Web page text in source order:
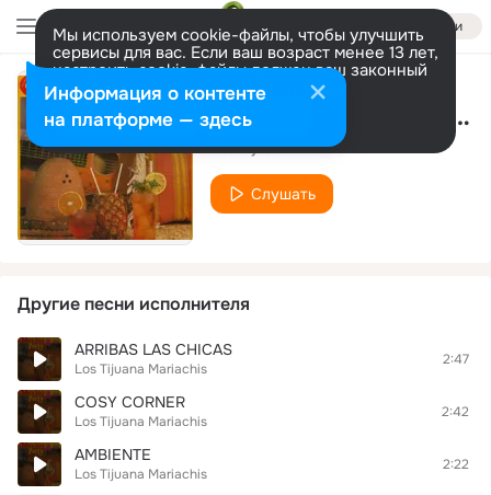
Войти
Мы используем cookie-файлы, чтобы улучшить
сервисы для вас. Если ваш возраст менее 13 лет,
настроить cookie-файлы должен ваш законный
представитель. Больше информации
Разрешить все Настроить SANTIAGO SUGAR PIE
Los Tijuana Mariachis
Слушать
Другие песни исполнителя
ARRIBAS LAS CHICAS
Los Tijuana Mariachis
2:47
COSY CORNER
Los Tijuana Mariachis
2:42
AMBIENTE
Los Tijuana Mariachis
2:22
Информация о контенте
на платформе — здесь